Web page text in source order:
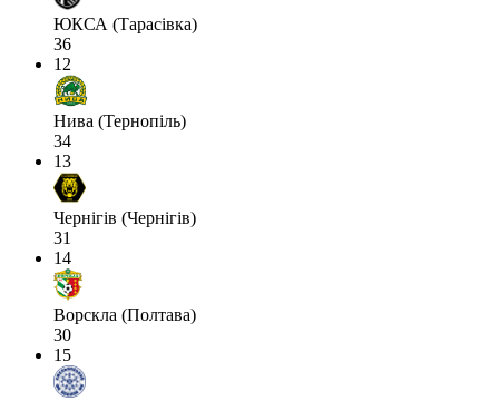
ЮКСА (Тарасівка)
36
12
Нива (Тернопіль)
34
13
Чернігів (Чернігів)
31
14
Ворскла (Полтава)
30
15